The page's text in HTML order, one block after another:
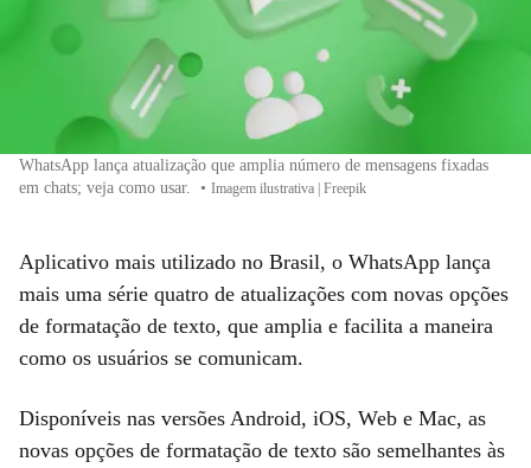
WhatsApp lança atualização que amplia número de mensagens fixadas
em chats; veja como usar.
• Imagem ilustrativa | Freepik
Aplicativo mais utilizado no Brasil, o WhatsApp lança
mais uma série quatro de atualizações com novas opções
de formatação de texto, que amplia e facilita a maneira
como os usuários se comunicam.
Disponíveis nas versões Android, iOS, Web e Mac, as
novas opções de formatação de texto são semelhantes às